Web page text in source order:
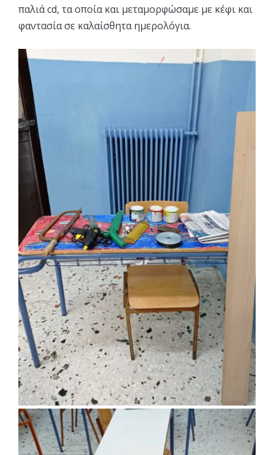
παλιά cd, τα οποία και μεταμορφώσαμε με κέφι και
φαντασία σε καλαίσθητα ημερολόγια.